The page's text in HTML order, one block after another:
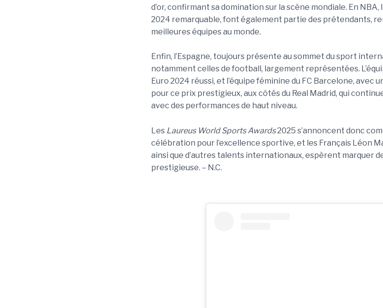
d’or, confirmant sa domination sur la scène mondiale. En
2024 remarquable, font également partie des prétendants,
meilleures équipes au monde.
Enfin, l’Espagne, toujours présente au sommet du sport
notamment celles de football, largement représentées.
Euro 2024 réussi, et l’équipe féminine du FC Barcelone, avec
pour ce prix prestigieux, aux côtés du Real Madrid, qui
avec des performances de haut niveau.
Les Laureus World Sports Awards2025 s’annoncent donc
célébration pour l’excellence sportive, et les Français Léon
ainsi que d’autres talents internationaux, espèrent marquer
prestigieuse. – N.C.